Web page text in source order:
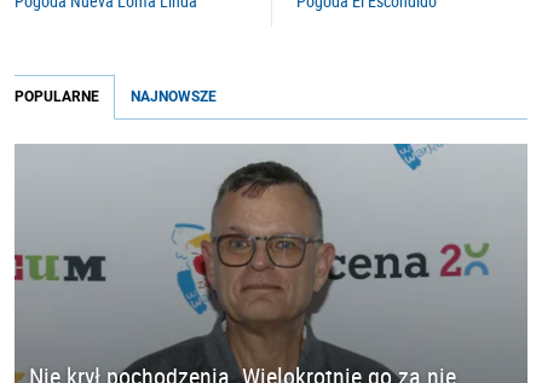
POPULARNE NAJNOWSZE